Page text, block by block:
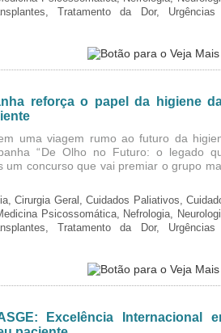
Tratamento da Dor,
reforça o papel da higiene
uma viagem rumo ao futuro da
“De Olho no Futuro: o legado
um concurso que vai premiar o grupo
Cirurgia Geral, Cuidados Paliativos,
Psicossomática, Nefrologia,
Tratamento da Dor,
Excelência Internacional